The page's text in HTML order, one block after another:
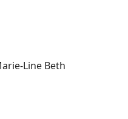
Line Beth